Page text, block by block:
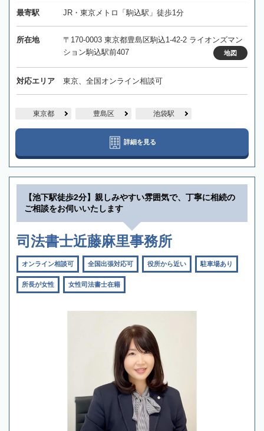
最寄駅 JR・東京メトロ「駒込駅」徒歩1分
所在地
〒170-0003 東京都豊島区駒込1-42-2 ライオンズマン
ション駒込駅前407
地図
対応エリア 東京、全国オンライン相談可
東京都 豊島区 池袋駅
詳細を見る
【池下駅徒歩2分】親しみやすい雰囲気で、丁寧に相続の
ご相談をお伺いいたします
司法書士近藤麻里事務所
オンライン相談可 全国出張対応可 役所から近い 駐車場あり
所長が女性 女性司法書士在籍